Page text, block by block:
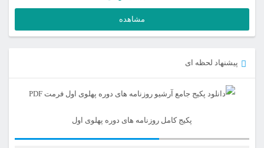
مشاهده
پیشنهاد لحظه ای
پکیج کامل روزنامه های دوره پهلوی اول